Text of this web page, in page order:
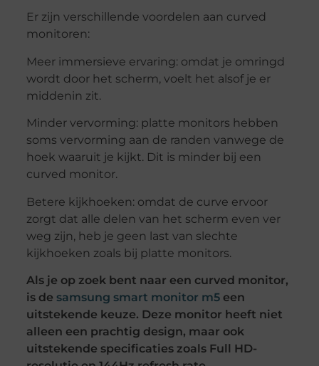
Er zijn verschillende voordelen aan curved
monitoren:
Meer immersieve ervaring: omdat je omringd
wordt door het scherm, voelt het alsof je er
middenin zit.
Minder vervorming: platte monitors hebben
soms vervorming aan de randen vanwege de
hoek waaruit je kijkt. Dit is minder bij een
curved monitor.
Betere kijkhoeken: omdat de curve ervoor
zorgt dat alle delen van het scherm even ver
weg zijn, heb je geen last van slechte
kijkhoeken zoals bij platte monitors.
Als je op zoek bent naar een curved monitor,
is de samsung smart monitor m5een
uitstekende keuze. Deze monitor heeft niet
alleen een prachtig design, maar ook
uitstekende specificaties zoals Full HD-